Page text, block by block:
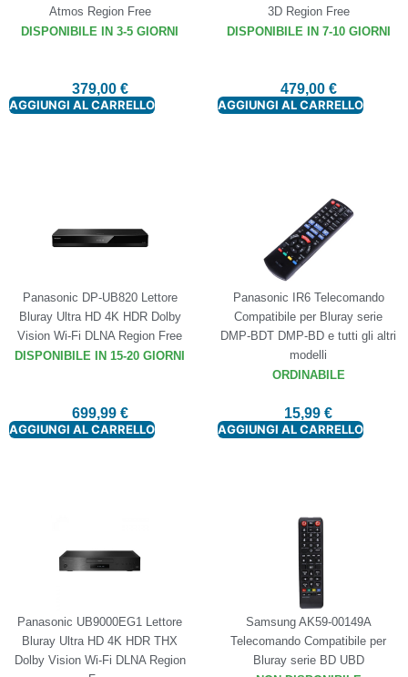
Atmos Region Free
DISPONIBILE IN 3-5 GIORNI
379,00 €
AGGIUNGI AL CARRELLO
3D Region Free
DISPONIBILE IN 7-10 GIORNI
479,00 €
AGGIUNGI AL CARRELLO
Panasonic DP-UB820 Lettore
Bluray Ultra HD 4K HDR Dolby
Vision Wi-Fi DLNA Region Free
DISPONIBILE IN 15-20 GIORNI
699,99 €
AGGIUNGI AL CARRELLO
Panasonic IR6 Telecomando
Compatibile per Bluray serie
DMP-BDT DMP-BD e tutti gli altri
modelli
ORDINABILE
15,99 €
AGGIUNGI AL CARRELLO
Panasonic UB9000EG1 Lettore
Bluray Ultra HD 4K HDR THX
Dolby Vision Wi-Fi DLNA Region
Samsung AK59-00149A
Telecomando Compatibile per
Bluray serie BD UBD